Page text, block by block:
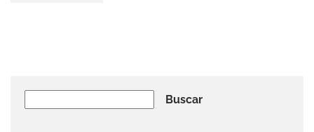
Buscar